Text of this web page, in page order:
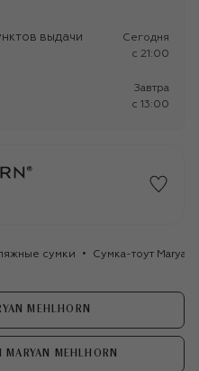
выдачи
Сегодня
c 21:00
Завтра
c 13:00
сумки Сумка-тоут
MEHLHORN
MEHLHORN